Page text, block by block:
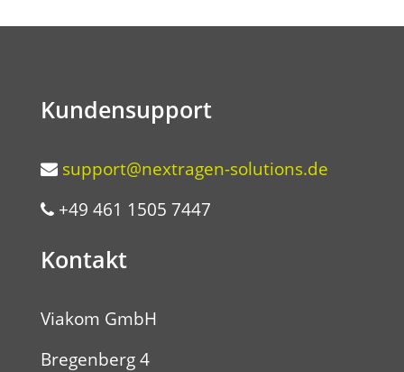
Kundensupport
support@nextragen-solutions.de
+49 461 1505 7447
Kontakt
Viakom GmbH
Bregenberg 4